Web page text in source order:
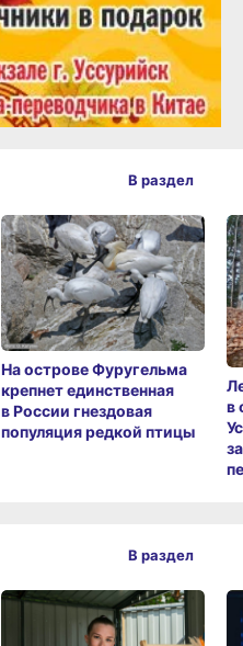
На острове Фуругельма
крепнет единственная
в России гнездовая
популяция редкой птицы
в
В раздел
В раздел